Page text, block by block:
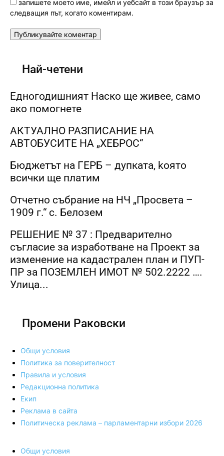
запишете моето име, имейл и уебсайт в този браузър за
следващия път, когато коментирам.
Най-четени
Едногодишният Наско ще живее, само
ако помогнете
АКТУАЛНО РАЗПИСАНИЕ НА
АВТОБУСИТЕ НА „ХЕБРОС“
Бюджетът на ГЕРБ – дупката, kоято
всички ще платим
Отчетно събрание на НЧ „Просвета –
1909 г.“ с. Белозем
РЕШЕНИЕ № 37 : Предварително
съгласие за изработване на Проект за
изменение на кадастрален план и ПУП-
ПР за ПОЗЕМЛЕН ИМОТ № 502.2222 ….
Улица...
Промени Раковски
Общи условия
Политика за поверителност
Правила и условия
Редакционна политика
Екип
Реклама в сайта
Политическа реклама – парламентарни избори 2026
Общи условия